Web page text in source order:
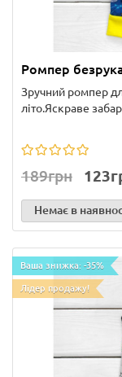
Ромпер
Зручний ромпер
літо.Яскраве
189грн
Немає в
Ваша знижка: -35%
Лідер продажу!